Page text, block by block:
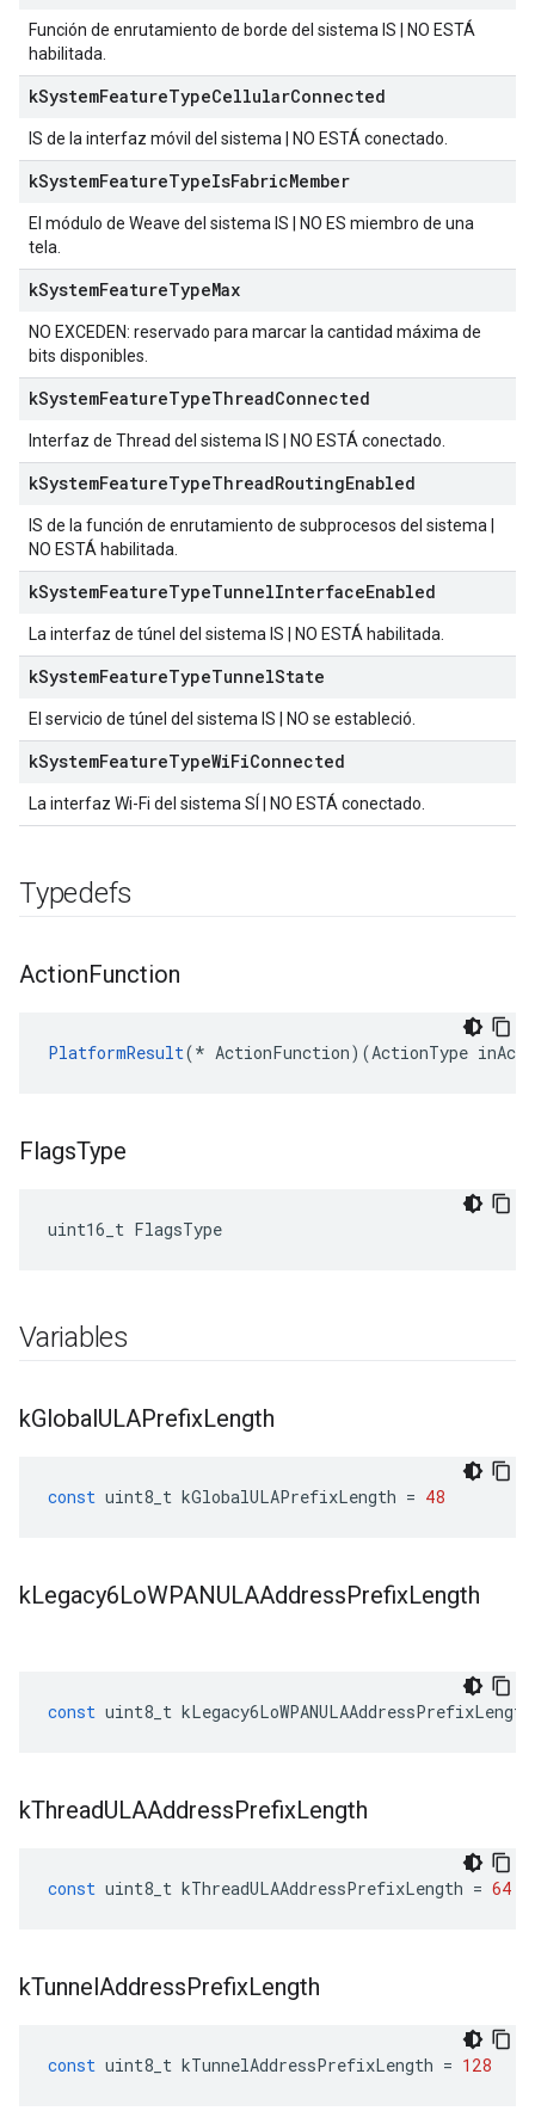
Función de enrutamiento de borde del sistema IS | NO ESTÁ
habilitada.
kSystemFeatureTypeCellularConnected
IS de la interfaz móvil del sistema | NO ESTÁ conectado.
kSystemFeatureTypeIsFabricMember
El módulo de Weave del sistema IS | NO ES miembro de una
tela.
kSystemFeatureTypeMax
NO EXCEDEN: reservado para marcar la cantidad máxima de
bits disponibles.
kSystemFeatureTypeThreadConnected
Interfaz de Thread del sistema IS | NO ESTÁ conectado.
kSystemFeatureTypeThreadRoutingEnabled
IS de la función de enrutamiento de subprocesos del sistema |
NO ESTÁ habilitada.
kSystemFeatureTypeTunnelInterfaceEnabled
La interfaz de túnel del sistema IS | NO ESTÁ habilitada.
kSystemFeatureTypeTunnelState
El servicio de túnel del sistema IS | NO se estableció.
kSystemFeatureTypeWiFiConnected
La interfaz Wi-Fi del sistema SÍ | NO ESTÁ conectado.
Typedefs
ActionFunction
PlatformResult(* ActionFunction)(ActionType
FlagsType
uint16_t FlagsType
Variables
kGlobalULAPrefixLength
const uint8_t kGlobalULAPrefixLength = 48
kLegacy6LoWPANULAAddressPrefixLength
const uint8_t kLegacy6LoWPANULAAddressPrefixLength
kThreadULAAddressPrefixLength
const uint8_t kThreadULAAddressPrefixLength = 64
kTunnelAddressPrefixLength
const uint8_t kTunnelAddressPrefixLength = 128